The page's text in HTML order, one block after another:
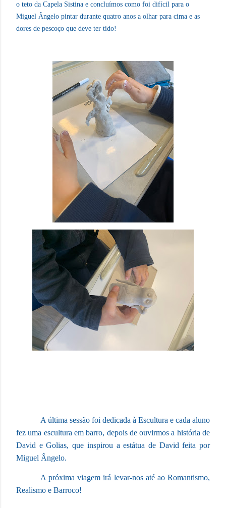
o teto da Capela Sistina e concluímos como foi difícil para o
Miguel Ângelo pintar durante quatro anos a olhar para cima e as
dores de pescoço que deve ter tido!
A última sessão foi dedicada à Escultura e cada aluno
fez uma escultura em barro, depois de ouvirmos a história de
David e Golias, que inspirou a estátua de David feita por
Miguel Ângelo.
A próxima viagem irá levar-nos até ao Romantismo,
Realismo e Barroco!